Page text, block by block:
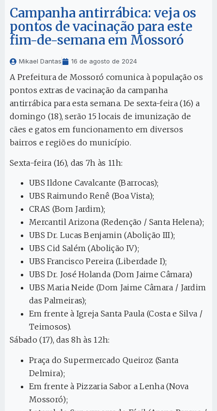
Campanha antirrábica: veja os
pontos de vacinação para este
fim-de-semana em Mossoró
Mikael Dantas 16 de agosto de 2024
A Prefeitura de Mossoró comunica à população os
pontos extras de vacinação da campanha
antirrábica para esta semana. De sexta-feira (16) a
domingo (18), serão 15 locais de imunização de
cães e gatos em funcionamento em diversos
bairros e regiões do município.
Sexta-feira (16), das 7h às 11h:
UBS Ildone Cavalcante (Barrocas);
UBS Raimundo Renê (Boa Vista);
CRAS (Bom Jardim);
Mercantil Arizona (Redenção / Santa Helena);
UBS Dr. Lucas Benjamin (Abolição III);
UBS Cid Salém (Abolição IV);
UBS Francisco Pereira (Liberdade I);
UBS Dr. José Holanda (Dom Jaime Câmara)
UBS Maria Neide (Dom Jaime Câmara / Jardim
das Palmeiras);
Em frente à Igreja Santa Paula (Costa e Silva /
Teimosos).
Sábado (17), das 8h às 12h:
Praça do Supermercado Queiroz (Santa
Delmira);
Em frente à Pizzaria Sabor a Lenha (Nova
Mossoró);